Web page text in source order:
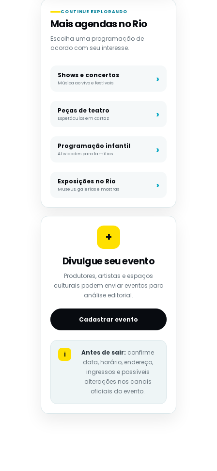
CONTINUE EXPLORANDO
Mais agendas no Rio
Escolha uma programação de
acordo com seu interesse.
Shows e concertos
Música ao vivo e festivais
Peças de teatro
Espetáculos em cartaz
Programação infantil
Atividades para famílias
Exposições no Rio
Museus, galerias e mostras
+
Divulgue seu evento
Produtores, artistas e espaços
culturais podem enviar eventos para
análise editorial.
Cadastrar evento
i Antes de sair: confirme
data, horário, endereço,
ingressos e possíveis
alterações nos canais
oficiais do evento.